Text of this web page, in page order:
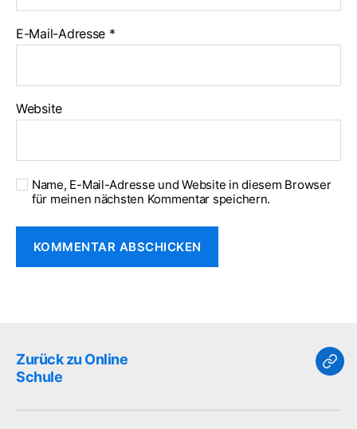
E-Mail-Adresse *
Website
Name, E-Mail-Adresse und Website in diesem Browser
für meinen nächsten Kommentar speichern.
Zurück zu Online
Schule